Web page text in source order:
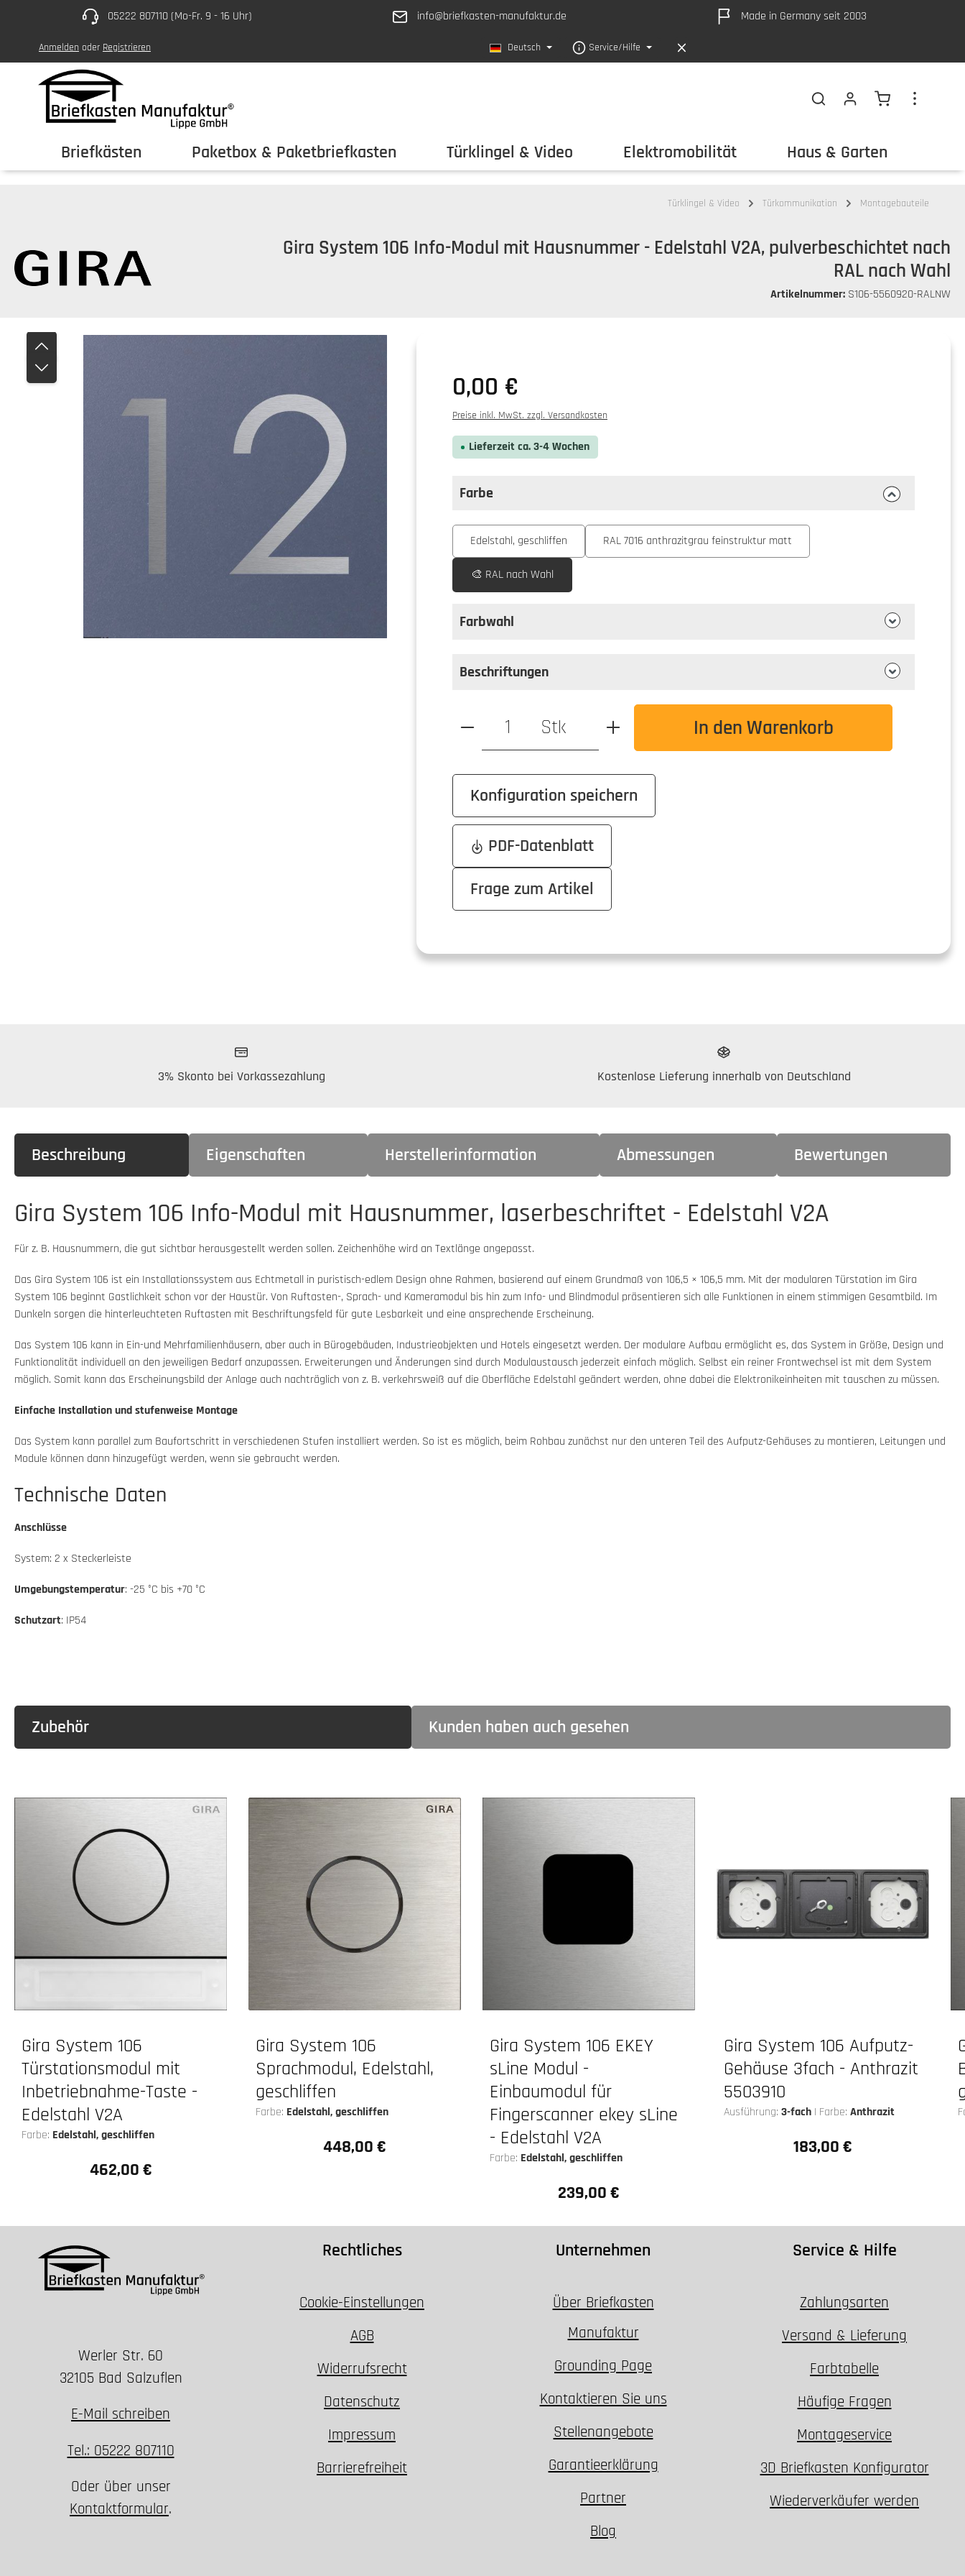
Hauptinhalt springen
Zur Hauptnavigation springen05222 807110 (Mo-Fr. 9 - 16 Uhr) info@briefkasten-manufaktur.de Made in Germany seit 2003
Anmelden oder Registrieren Deutsch Service/Hilfe
Warenkorb
Briefkästen Paketbox & Paketbriefkasten Türklingel & Video Elektromobilität Haus & Garten
Türklingel & Video Türkommunikation Montagebauteile
Gira System 106 Info-Modul mit Hausnummer - Edelstahl V2A, pulverbeschichtet nach
RAL nach Wahl
Artikelnummer: S106-5560920-RALNW
Bildergalerie überspringen
0,00 €
Preise inkl. MwSt. zzgl. Versandkosten
Lieferzeit ca. 3-4 Wochen
Farbe
Farbeauswählen
Edelstahl, geschliffen RAL 7016 anthrazitgrau feinstruktur matt
🎨 RAL nach Wahl
Farbwahl
Beschriftungen
Produkt Anzahl: Gib den gewünschten Wert ein oder benutze die
Stk In den Warenkorb
Konfiguration speichern
PDF-Datenblatt
Frage zum Artikel
3% Skonto bei Vorkassezahlung Kostenlose Lieferung innerhalb von Deutschland
Beschreibung Eigenschaften Herstellerinformation Abmessungen Bewertungen
Gira System 106 Info-Modul mit Hausnummer, laserbeschriftet - Edelstahl V2A
Für z. B. Hausnummern, die gut sichtbar herausgestellt werden sollen. Zeichenhöhe wird an Textlänge angepasst.
Das Gira System 106 ist ein Installationssystem aus Echtmetall in puristisch-edlem Design ohne Rahmen, basierend auf einem Grundmaß von 106,5 × 106,5 mm. Mit der modularen Türstation im Gira
System 106 beginnt Gastlichkeit schon vor der Haustür. Von Ruftasten-, Sprach- und Kameramodul bis hin zum Info- und Blindmodul präsentieren sich alle Funktionen in einem stimmigen Gesamtbild. Im
Dunkeln sorgen die hinterleuchteten Ruftasten mit Beschriftungsfeld für gute Lesbarkeit und eine ansprechende Erscheinung.
Das System 106 kann in Ein-und Mehrfamilienhäusern, aber auch in Bürogebäuden, Industrieobjekten und Hotels eingesetzt werden. Der modulare Aufbau ermöglicht es, das System in Größe, Design und
Funktionalität individuell an den jeweiligen Bedarf anzupassen. Erweiterungen und Änderungen sind durch Modulaustausch jederzeit einfach möglich. Selbst ein reiner Frontwechsel ist mit dem System
möglich. Somit kann das Erscheinungsbild der Anlage auch nachträglich von z. B. verkehrsweiß auf die Oberfläche Edelstahl geändert werden, ohne dabei die Elektronikeinheiten mit tauschen zu müssen.
Einfache Installation und stufenweise Montage
Das System kann parallel zum Baufortschritt in verschiedenen Stufen installiert werden. So ist es möglich, beim Rohbau zunächst nur den unteren Teil des Aufputz-Gehäuses zu montieren, Leitungen und
Module können dann hinzugefügt werden, wenn sie gebraucht werden.
Technische Daten
Anschlüsse
System: 2 x Steckerleiste
Umgebungstemperatur: -25 °C bis +70 °C
Schutzart: IP54
Zubehör Kunden haben auch gesehen
Gira System 106
Türstationsmodul mit
Inbetriebnahme-Taste -
Edelstahl V2A
Farbe: Edelstahl, geschliffen
Regulärer Preis:
462,00 €
Gira System 106
Sprachmodul, Edelstahl,
geschliffen
Farbe: Edelstahl, geschliffen
Regulärer Preis:
448,00 €
Gira System 106 EKEY
sLine Modul -
Einbaumodul für
Fingerscanner ekey sLine
- Edelstahl V2A
Farbe: Edelstahl, geschliffen
Regulärer Preis:
239,00 €
Gira System 106 Aufputz-
Gehäuse 3fach - Anthrazit
5503910
Ausführung:3-fach | Farbe:Anthrazit
Regulärer Preis:
183,00 €
Werler Str. 60
32105 Bad Salzuflen
E-Mail schreiben
Tel.: 05222 807110
Oder über unser
Kontaktformular.
Rechtliches
Cookie-Einstellungen
AGB
Widerrufsrecht
Datenschutz
Impressum
Barrierefreiheit
Unternehmen
Über Briefkasten
Manufaktur
Grounding Page
Kontaktieren Sie uns
Stellenangebote
Garantieerklärung
Partner
Blog
Service & Hilfe
Zahlungsarten
Versand & Lieferung
Farbtabelle
Häufige Fragen
Montageservice
3D Briefkasten Konfigurator
Wiederverkäufer werden